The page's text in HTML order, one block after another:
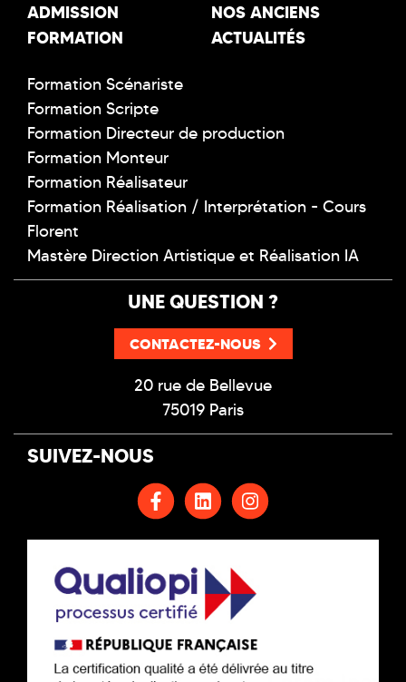
ADMISSION
FORMATION
NOS ANCIENS
ACTUALITÉS
Formation Scénariste
Formation Scripte
Formation Directeur de production
Formation Monteur
Formation Réalisateur
Formation Réalisation / Interprétation - Cours
Florent
Mastère Direction Artistique et Réalisation IA
UNE QUESTION ?
CONTACTEZ-NOUS
20 rue de Bellevue
75019 Paris
SUIVEZ-NOUS